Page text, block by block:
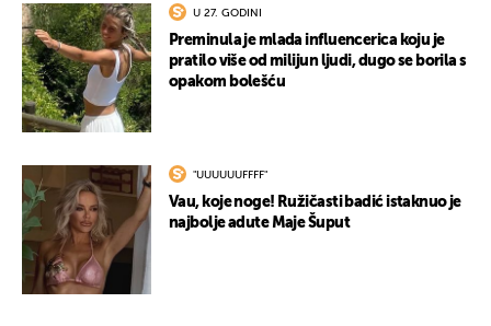
U 27. GODINI
Preminula je mlada influencerica koju je
pratilo više od milijun ljudi, dugo se borila s
opakom bolešću
"UUUUUUFFFF"
Vau, koje noge! Ružičasti badić istaknuo je
najbolje adute Maje Šuput